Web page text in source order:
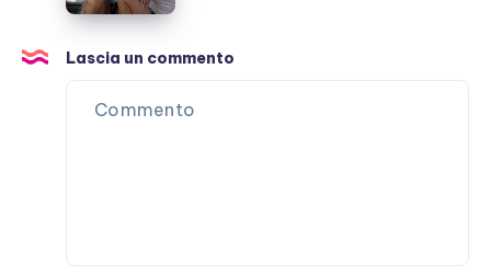
punto
sulla
Lascia un commento